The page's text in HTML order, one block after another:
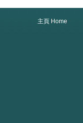
主頁 Home